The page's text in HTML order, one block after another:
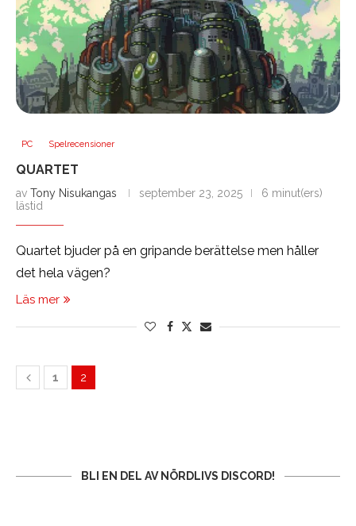
PC Spelrecensioner
QUARTET
av Tony Nisukangas september 23, 2025
6 minut(ers)
lästid
Quartet bjuder på en gripande berättelse men håller
det hela vägen?
Läs mer
1 2
BLI EN DEL AV NÖRDLIVS DISCORD!